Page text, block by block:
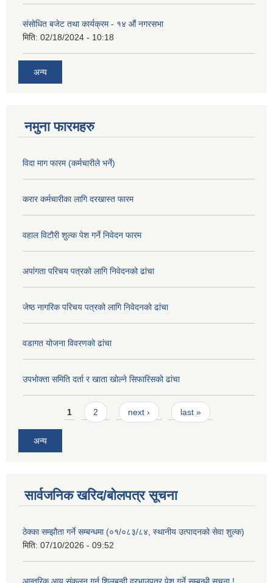
संसोधित बजेट तथा कार्यक्रम - १४ औं नगरसभा
मिति: 02/18/2024 - 10:18
अन्य
नमुना फारमहरु
विदा माग फारम (कर्मचारीले भर्ने)
करार कर्मचारीका लागि दरखास्त फारम
वहाल विटौरी शुल्क पेश गर्ने निवेदन फारम
अपांगता परिचय पत्रको लागि निवेदनको ढांचा
जेष्ठ नागरिक परिचय पत्रको लागि निवेदनको ढांचा
वडागत योजना विवरणको ढांचा
उपभोक्ता समिति दर्ता र खाता खोल्ने सिफारिसको ढांचा
Pages1 2 next › last »
अन्य
सार्वजनिक खरिद/बोलपत्र सूचना
ठेक्का सम्झौता गर्ने सम्बन्धमा (०१/०८३/८४, स्थानीय उत्पादनको सेवा शुल्क)
मिति: 07/10/2026 - 09:52
आन्तरिक आय संकलन गर्न शिलबन्दी दरभाउपत्र पेश गर्ने सम्बन्धी सूचना !